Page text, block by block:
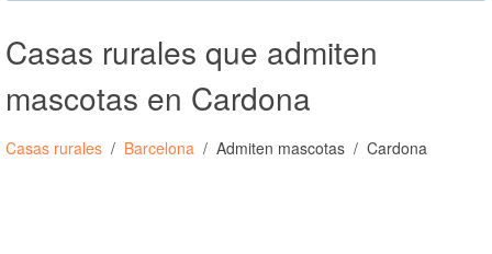
Casas rurales que admiten
mascotas en Cardona
Casas rurales Barcelona Admiten mascotas Cardona